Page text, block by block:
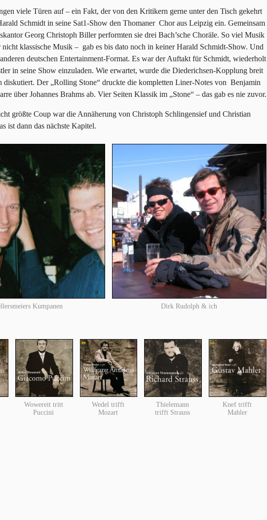
viele Türen auf – ein Fakt, der von den Kritikern gerne unter den Tisch gekehrt
Schmidt in seine Sat1-Show den Thomaner Chor aus Leipzig ein. Gemeinsam
Georg Christoph Biller performten sie drei Bach’sche Choräle. So viel Musik
nicht klassische Musik – gab es bis dato noch in keiner Harald Schmidt-Show. Und
deutschen Entertainment-Format. Es war der Auftakt für Schmidt, wiederholt
in seine Show einzuladen. Wie erwartet, wurde die Diederichsen-Kopplung breit
diskutiert. Der „Rolling Stone“ druckte die kompletten Liner-Notes von Benjamin
über Johannes Brahms ab. Vier Seiten Klassik im „Stone“ – das gab es nie zuvor.
größte Coup war die Annäherung von Christoph Schlingensief und Christian
ist dann das nächste Kapitel.
Kumpanen Dirk Rudolph & ich
Wowereit tritt
Puccini
Wedel trifft
Mozart
Thielemann
trifft Strauss
Knef trifft
Mahler